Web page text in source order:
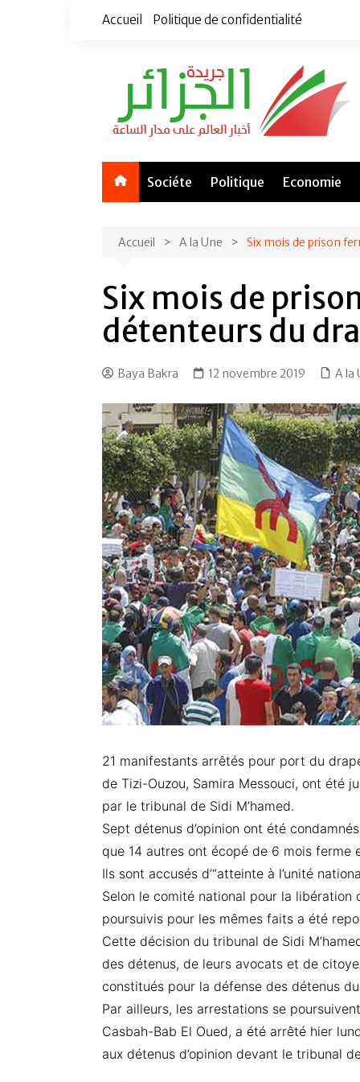
Accueil Politique de confidentialité
Sociéte Politique Economie
Accueil A la Une Six mois de prison
Six mois de
détenteurs du
Baya Bakra 12 novembre 2019 A la
21 manifestants arrêtés pour port du
de Tizi-Ouzou, Samira Messouci, ont été
par le tribunal de Sidi M’hamed.
Sept détenus d’opinion ont été
que 14 autres ont écopé de 6 mois ferme
Ils sont accusés d’“atteinte à l’unité
Selon le comité national pour la
poursuivis pour les mêmes faits a été
Cette décision du tribunal de Sidi
des détenus, de leurs avocats et de
constitués pour la défense des détenus
Par ailleurs, les arrestations se
Casbah-Bab El Oued, a été arrêté hier
aux détenus d’opinion devant le tribunal